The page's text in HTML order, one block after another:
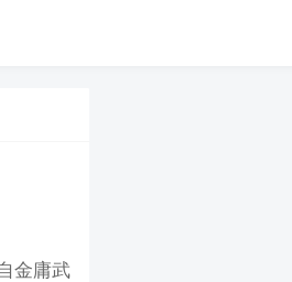
金庸武